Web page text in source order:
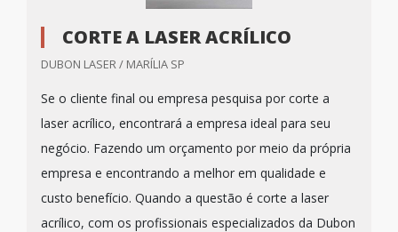
CORTE A LASER ACRÍLICO
DUBON LASER / MARÍLIA SP
Se o cliente final ou empresa pesquisa por corte a
laser acrílico, encontrará a empresa ideal para seu
negócio. Fazendo um orçamento por meio da própria
empresa e encontrando a melhor em qualidade e
custo benefício. Quando a questão é corte a laser
acrílico, com os profissionais especializados da Dubon